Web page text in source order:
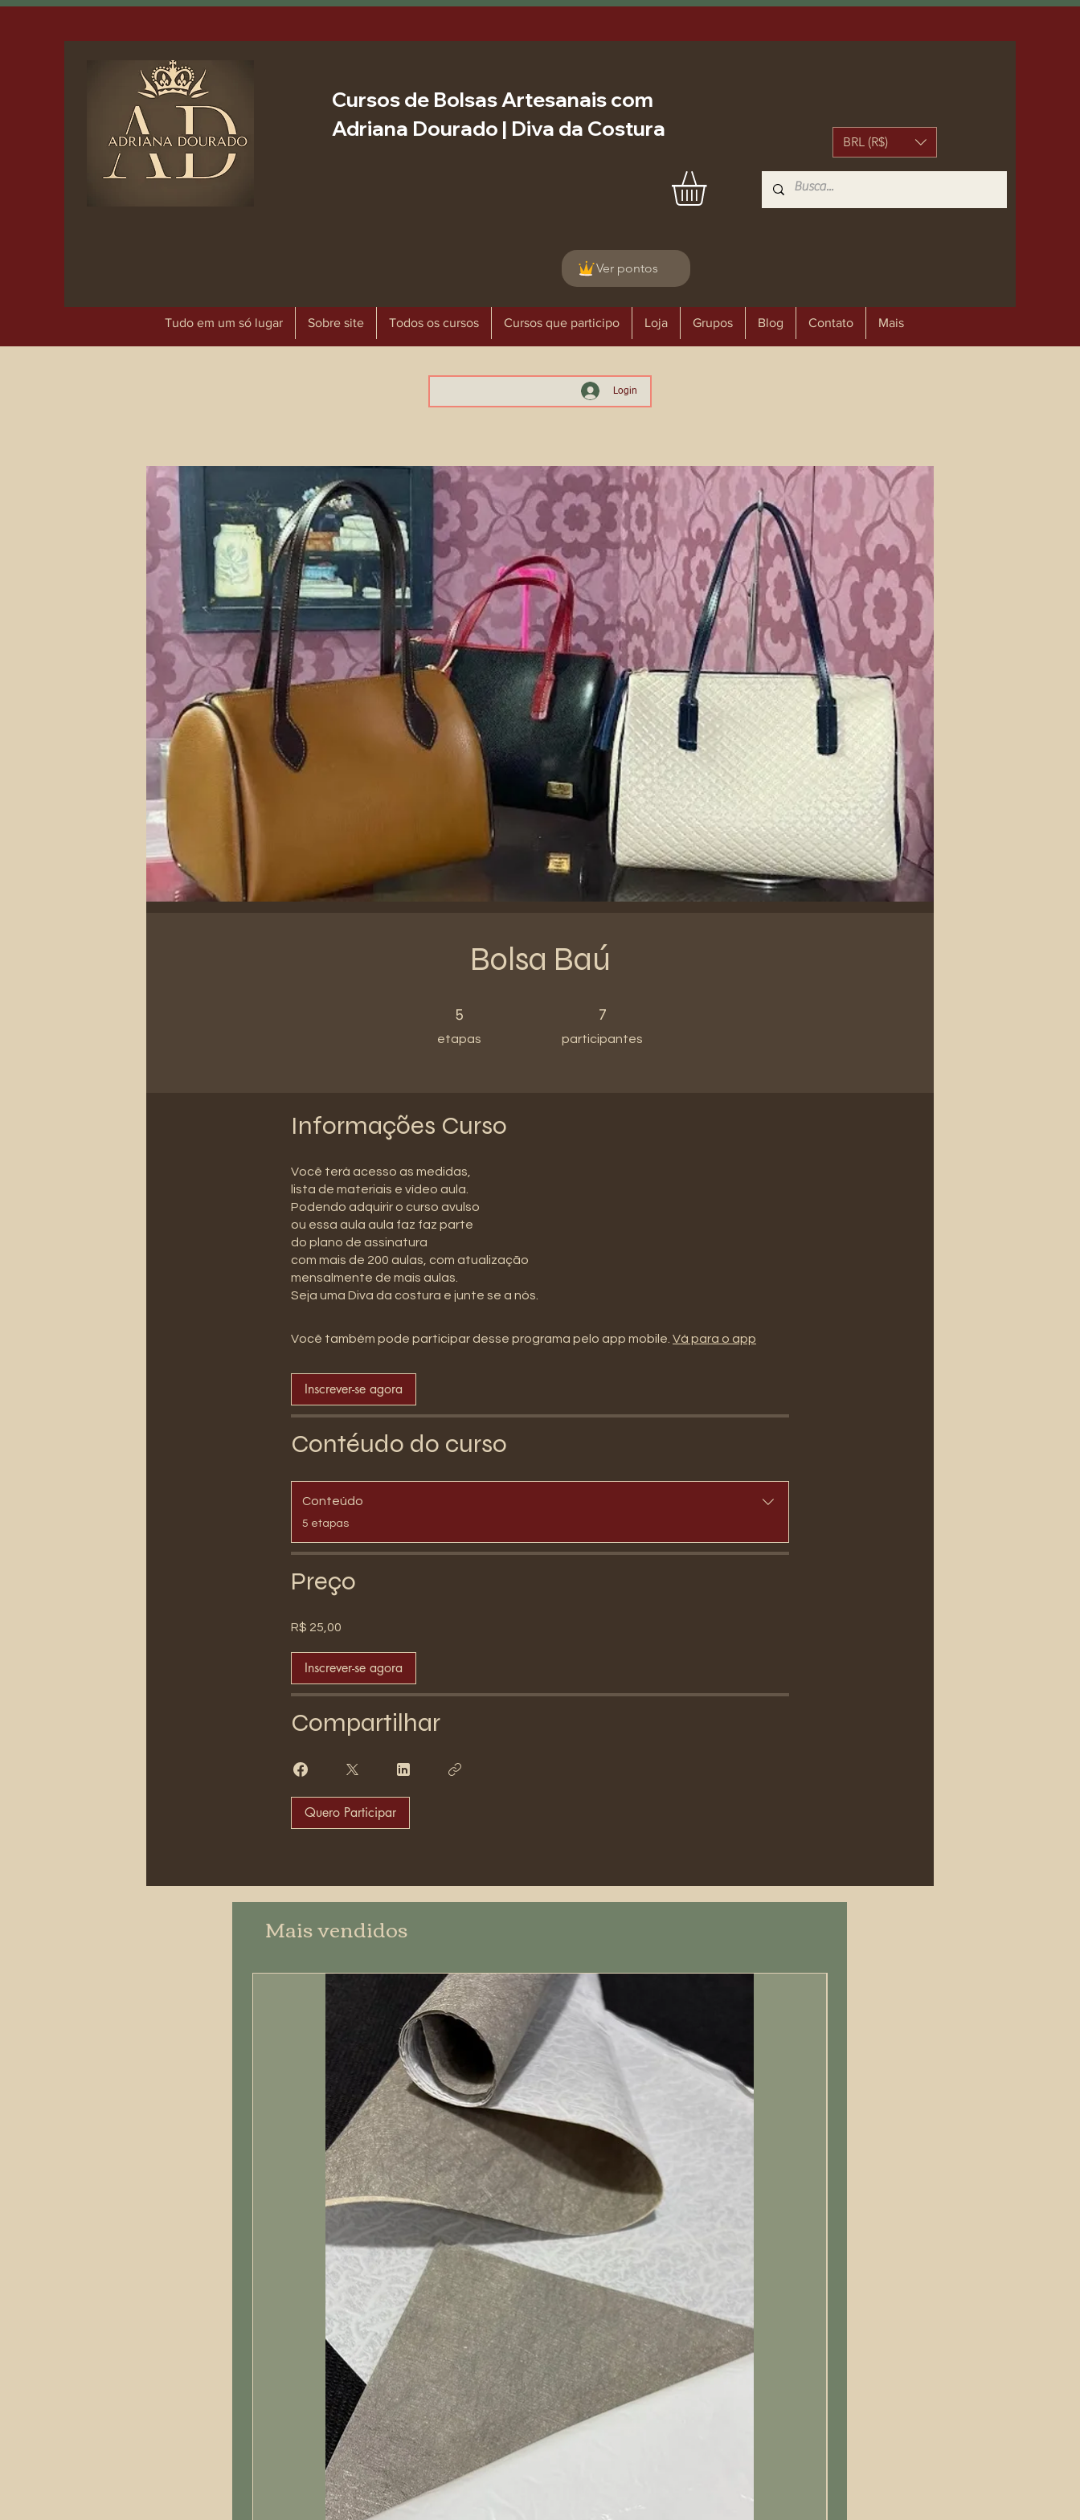
Cursos de Bolsas Artesanais com
Adriana Dourado | Diva da Costura
BRL (R$)
Ver pontos
Tudo em um só lugar Sobre site Todos os cursos Cursos que participo Loja Grupos Blog Contato Mais
Login
Bolsa Baú
5
etapas
7
participantes
Informações Curso
Você terá acesso as medidas,
lista de materiais e vídeo aula.
Podendo adquirir o curso avulso
ou essa aula aula faz faz parte
do plano de assinatura
com mais de 200 aulas, com atualização
mensalmente de mais aulas.
Seja uma Diva da costura e junte se a nós.
Você também pode participar desse programa pelo app mobile. Vá para o app
Inscrever-se agora
Contéudo do curso
Conteúdo
.5 etapas
Preço
R$ 25,00
Inscrever-se agora
Compartilhar
Quero Participar
Mais vendidos